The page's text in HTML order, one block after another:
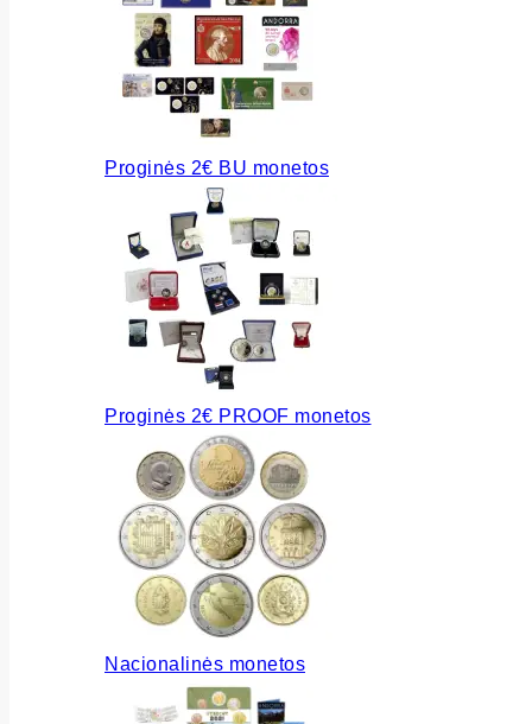
Proginės 2€ BU monetos
Proginės 2€ PROOF monetos
Nacionalinės monetos